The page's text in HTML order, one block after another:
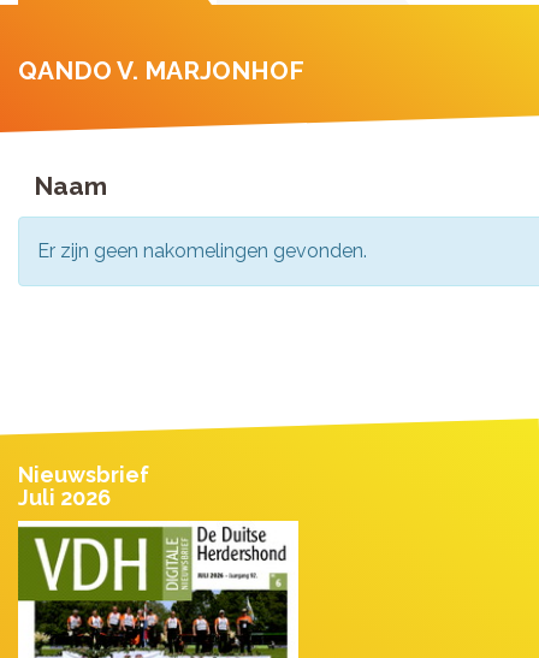
QANDO V. MARJONHOF
Naam
Er zijn geen nakomelingen gevonden.
Nieuwsbrief
Juli 2026